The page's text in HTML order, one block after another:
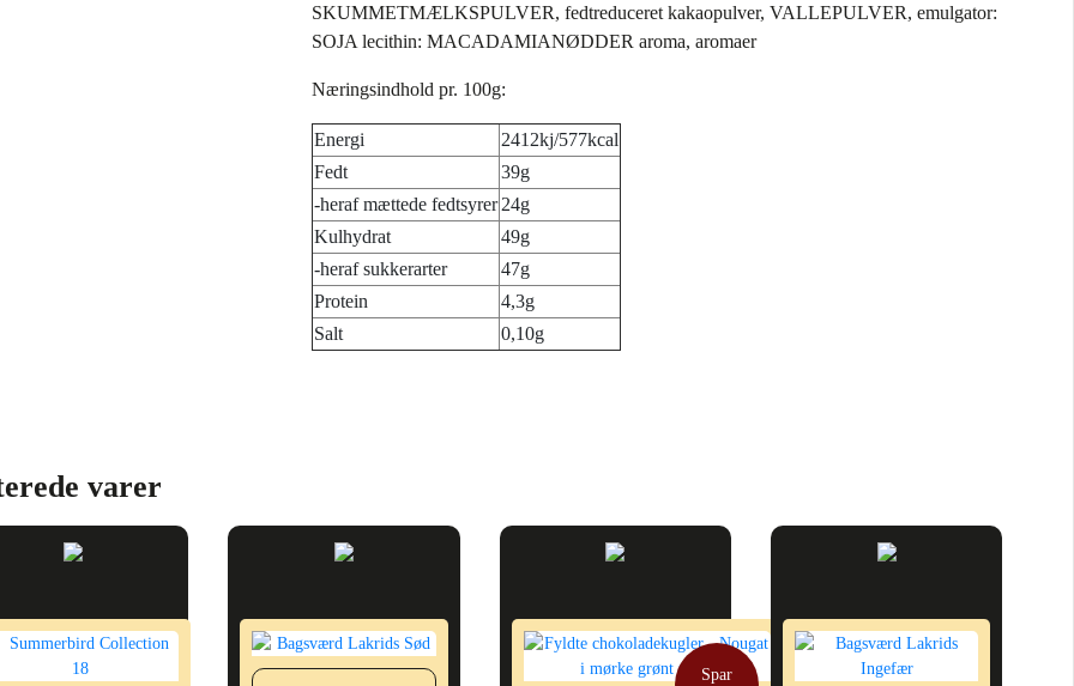
SKUMMETMÆLKSPULVER, fedtreduceret kakaopulver, VALLEPULVER, emulgator:
SOJA lecithin: MACADAMIANØDDER aroma, aromaer
Næringsindhold pr. 100g:
Energi
2412kj/577kcal
Fedt
39g
-heraf mættede fedtsyrer 24g
Kulhydrat
49g
-heraf sukkerarter
47g
Protein
4,3g
Salt
0,10g
varer
Spar